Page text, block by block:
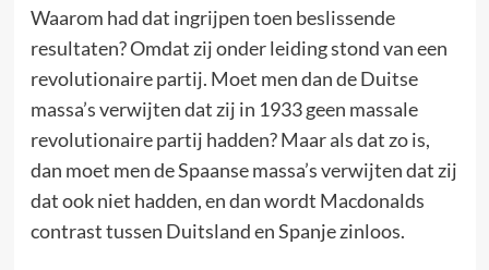
Waarom had dat ingrijpen toen beslissende
resultaten? Omdat zij onder leiding stond van een
revolutionaire partij. Moet men dan de Duitse
massa’s verwijten dat zij in 1933 geen massale
revolutionaire partij hadden? Maar als dat zo is,
dan moet men de Spaanse massa’s verwijten dat zij
dat ook niet hadden, en dan wordt Macdonalds
contrast tussen Duitsland en Spanje zinloos.